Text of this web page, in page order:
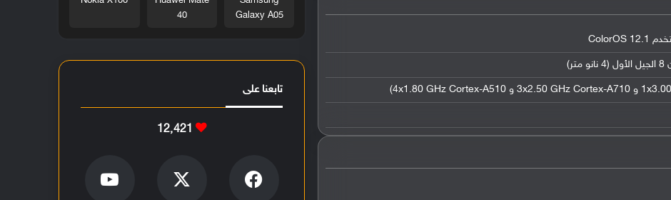
Galaxy A05
40
تابعنا على
12٬421